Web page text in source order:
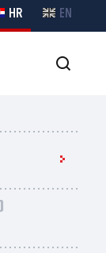
HR EN